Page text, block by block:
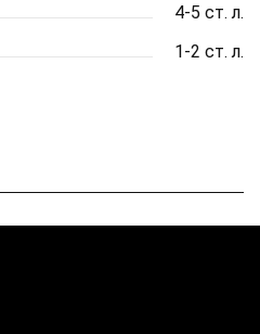
4-5 ст. л.
1-2 ст. л.